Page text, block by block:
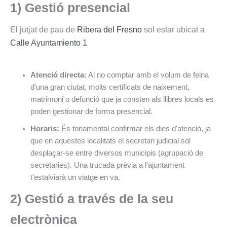
1) Gestió presencial
El jutjat de pau de Ribera del Fresno sol estar ubicat a
Calle Ayuntamiento 1
Atenció directa: Al no comptar amb el volum de feina
d'una gran ciutat, molts certificats de naixement,
matrimoni o defunció que ja consten als llibres locals es
poden gestionar de forma presencial.
Horaris: És fonamental confirmar els dies d'atenció, ja
que en aquestes localitats el secretari judicial sol
desplaçar-se entre diversos municipis (agrupació de
secretaries). Una trucada prèvia a l'ajuntament
t'estalviarà un viatge en va.
2) Gestió a través de la seu
electrònica